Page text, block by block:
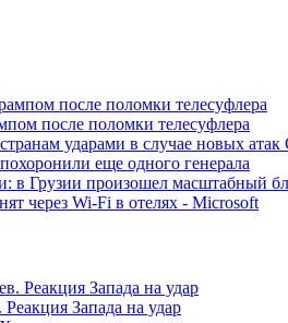
после поломки телесуфлера
ударами в случае новых
еще одного генерала
в Грузии произошел масштабный
через Wi-Fi в отелях - Microsoft
Запада на удар